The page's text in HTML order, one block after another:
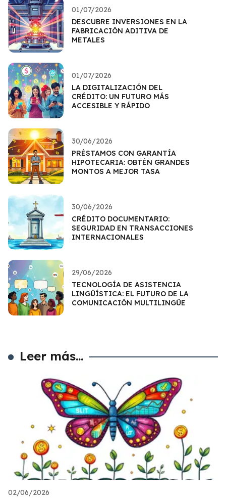
01/07/2026
DESCUBRE INVERSIONES EN LA
FABRICACIÓN ADITIVA DE
METALES
01/07/2026
LA DIGITALIZACIÓN DEL
CRÉDITO: UN FUTURO MÁS
ACCESIBLE Y RÁPIDO
30/06/2026
PRÉSTAMOS CON GARANTÍA
HIPOTECARIA: OBTÉN GRANDES
MONTOS A MEJOR TASA
30/06/2026
CRÉDITO DOCUMENTARIO:
SEGURIDAD EN TRANSACCIONES
INTERNACIONALES
29/06/2026
TECNOLOGÍA DE ASISTENCIA
LINGÜÍSTICA: EL FUTURO DE LA
COMUNICACIÓN MULTILINGÜE
Leer más...
02/06/2026